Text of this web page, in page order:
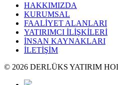
HAKKIMIZDA
KURUMSAL
FAALİYET ALANLARI
YATIRIMCI İLİŞKİLERİ
İNSAN KAYNAKLARI
İLETİŞİM
© 2026 DERLÜKS YATIRIM